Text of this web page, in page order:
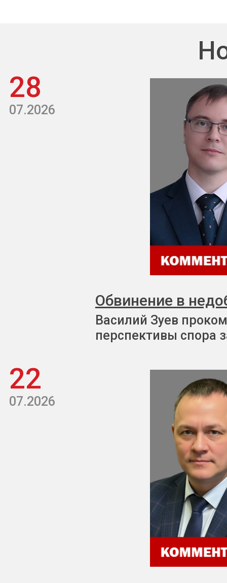
28
07.2026
Обвинение в
Василий Зуев
перспективы спора
22
07.2026